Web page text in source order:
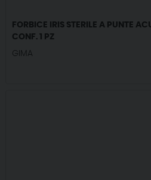
FORBICE IRIS STERILE A PUNTE
CONF. 1 PZ
GIMA